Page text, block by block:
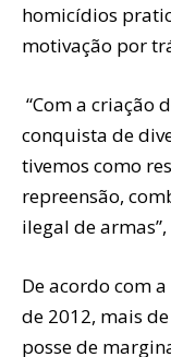
homicídios
motivação por
“Com a criação
conquista de
tivemos como
repreensão,
ilegal de
De acordo com
de 2012, mais
posse de